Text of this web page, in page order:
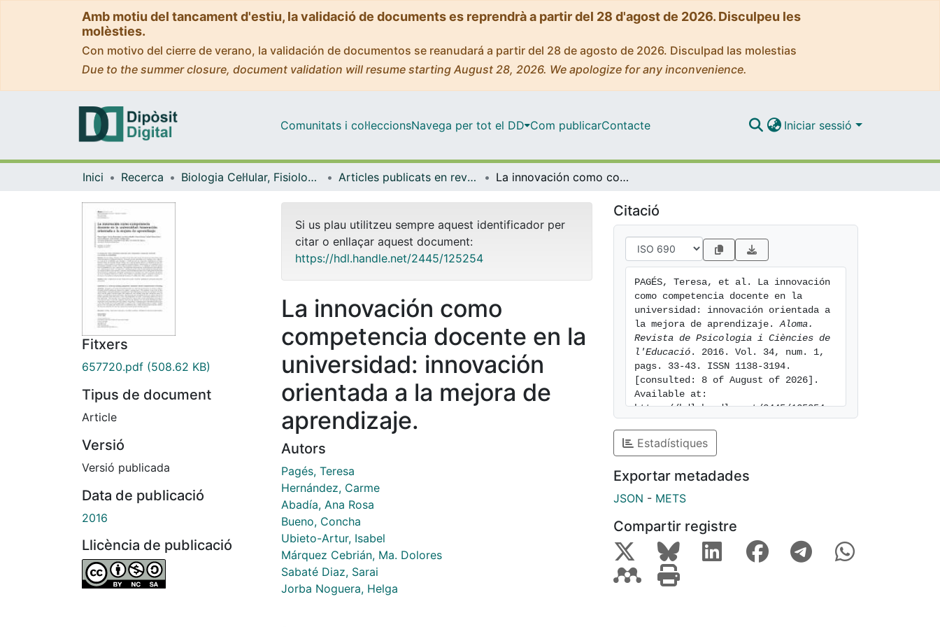
Amb motiu del tancament d'estiu, la validació de documents es reprendrà a partir del 28 d'agost de 2026. Disculpeu les
molèsties.
Con motivo del cierre de verano, la validación de documentos se reanudará a partir del 28 de agosto de 2026. Disculpad las molestias
Due to the summer closure, document validation will resume starting August 28, 2026. We apologize for any inconvenience.
Comunitats i col·leccionsNavega per tot el DD Com publicarContacte Iniciar sessió
Inici Recerca Biologia Cel·lular, Fisiologia i Immunologia Articles publicats en revistes (Biologia Cel·lular, Fisiologia i Immunologia) La innovación como competencia docente en la universidad: innovación orientada a la mejora de aprendizaje.
Fitxers
657720.pdf (508.62 KB)
Tipus de document
Article
Versió
Versió publicada
Data de publicació
2016
Llicència de publicació
Si us plau utilitzeu sempre aquest identificador per
citar o enllaçar aquest document:
https://hdl.handle.net/2445/125254
La innovación como
competencia docente en la
universidad: innovación
orientada a la mejora de
aprendizaje.
Autors
Pagés, Teresa
Hernández, Carme
Abadía, Ana Rosa
Bueno, Concha
Ubieto-Artur, Isabel
Márquez Cebrián, Ma. Dolores
Sabaté Diaz, Sarai
Jorba Noguera, Helga
Citació
PAGÉS, Teresa, et al. La innovación
como competencia docente en la
universidad: innovación orientada a
la mejora de aprendizaje. Aloma.
Revista de Psicologia i Ciències de
l'Educació . 2016. Vol. 34, num. 1,
pags. 33-43. ISSN 1138-3194.
[consulted: 8 of August of 2026].
Available at:
https://hdl.handle.net/2445/125254
Estadístiques
Exportar metadades
JSON - METS
Compartir registre